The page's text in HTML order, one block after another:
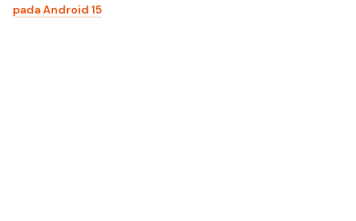
pada Android 15